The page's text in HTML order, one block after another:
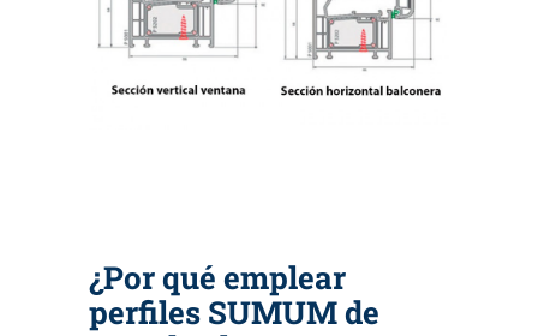
¿Por qué emplear
perfiles SUMUM de